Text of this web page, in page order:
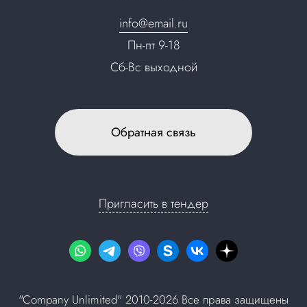
info@email.ru
Пн-пт 9-18
Сб-Вс выходной
Обратная связь
Пригласить в тендер
"Company Unlimited" 2010-2026 Все права защищены